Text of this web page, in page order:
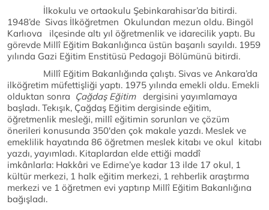
İlkokulu ve ortaokulu Şebinkarahisar’da bitirdi.
1948’de Sivas İlköğretmen Okulundan mezun oldu. Bingöl
Karlıova ilçesinde altı yıl öğretmenlik ve idarecilik yaptı. Bu
görevde Millî Eğitim Bakanlığınca üstün başarılı sayıldı. 1959
yılında Gazi Eğitim Enstitüsü Pedagoji Bölümünü bitirdi.
Millî Eğitim Bakanlığında çalıştı. Sivas ve Ankara’da
ilköğretim müfettişliği yaptı. 1975 yılında emekli oldu. Emekli
olduktan sonra Çağdaş Eğitim dergisini yayımlamaya
başladı. Tekışık, Çağdaş Eğitim dergisinde eğitim,
öğretmenlik mesleği, millî eğitimin sorunları ve çözüm
önerileri konusunda 350'den çok makale yazdı. Meslek ve
emeklilik hayatında 86 öğretmen meslek kitabı ve okul kitabı
yazdı, yayımladı. Kitaplardan elde ettiği maddî
imkânlarla: Hakkâri ve Edirne’ye kadar 13 ilde 17 okul, 1
kültür merkezi, 1 halk eğitim merkezi, 1 rehberlik araştırma
merkezi ve 1 öğretmen evi yaptırıp Millî Eğitim Bakanlığına
bağışladı.